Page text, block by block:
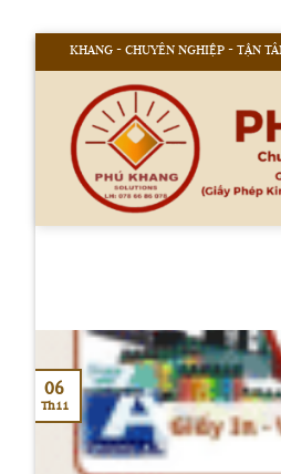
dung
KHANG - CHUYÊN NGHIỆP - TẬN TÂM - UY TÍN
06
Th11